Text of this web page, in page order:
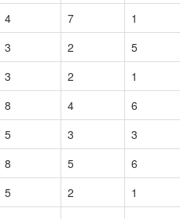
4 7 1
3 2 5
3 2
1
8 4 6
5 3 3
8 5 6
5 2 1